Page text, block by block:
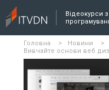
Відеокурси з
Головна > Новини
>
Вивчайте основи веб